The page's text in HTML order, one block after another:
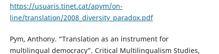
https://usuaris.tinet.cat/apym/on-
line/translation/2008_diversity_paradox.pdf
Pym, Anthony. “Translation as an instrument for
multilingual democracy”. Critical Multilingualism Studies,